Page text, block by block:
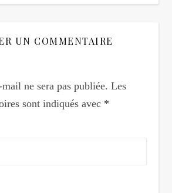
UN COMMENTAIRE
ne sera pas publiée. Les
sont indiqués avec *